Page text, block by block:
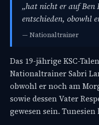
„hat nicht er auf Ben
entschieden, obowhl
— Nationaltrainer
Das 19-jährige KSC-
Nationaltrainer Sabri
obwohl er noch am
sowie dessen Vater
gewesen sein.